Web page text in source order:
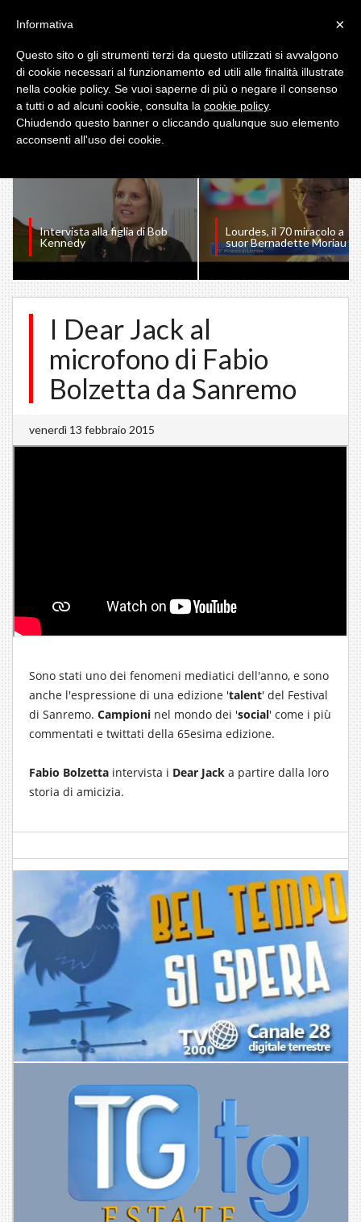
I PIU' VISTI
Intervista alla figlia di Bob
Kennedy
Lourdes, il 70 miracolo a
suor Bernadette Moriau
I Dear Jack al
microfono di Fabio
Bolzetta da Sanremo
venerdì 13 febbraio 2015
Sono stati uno dei fenomeni mediatici dell'anno, e sono
anche l'espressione di una edizione 'talent' del Festival
di Sanremo. Campioni nel mondo dei 'social' come i più
commentati e twittati della 65esima edizione.
Fabio Bolzetta intervista i Dear Jack a partire dalla loro
storia di amicizia.
×
Informativa
Questo sito o gli strumenti terzi da questo utilizzati si avvalgono
di cookie necessari al funzionamento ed utili alle finalità illustrate
nella cookie policy. Se vuoi saperne di più o negare il consenso
a tutti o ad alcuni cookie, consulta la cookie policy.
Chiudendo questo banner o cliccando qualunque suo elemento
acconsenti all'uso dei cookie.